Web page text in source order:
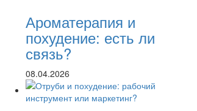
Ароматерапия и
похудение: есть ли
связь?
08.04.2026